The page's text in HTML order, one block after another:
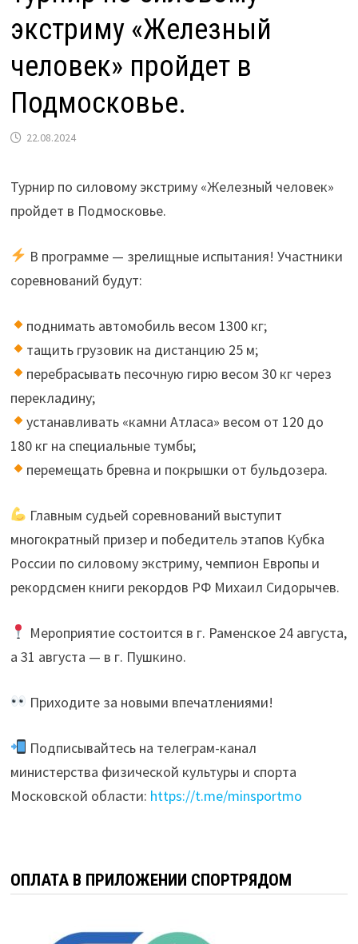
экстриму «Железный
человек» пройдет в
Подмосковье.
22.08.2024
Турнир по силовому экстриму «Железный человек»
пройдет в Подмосковье.
В программе — зрелищные испытания! Участники
соревнований будут:
поднимать автомобиль весом 1300 кг;
тащить грузовик на дистанцию 25 м;
перебрасывать песочную гирю весом 30 кг через
перекладину;
устанавливать «камни Атласа» весом от 120 до
180 кг на специальные тумбы;
перемещать бревна и покрышки от бульдозера.
Главным судьей соревнований выступит
многократный призер и победитель этапов Кубка
России по силовому экстриму, чемпион Европы и
рекордсмен книги рекордов РФ Михаил Сидорычев.
Мероприятие состоится в г. Раменское 24 августа,
а 31 августа — в г. Пушкино.
Приходите за новыми впечатлениями!
Подписывайтесь на телеграм-канал
министерства физической культуры и спорта
Московской области: https://t.me/minsportmo
ОПЛАТА В ПРИЛОЖЕНИИ СПОРТРЯДОМ